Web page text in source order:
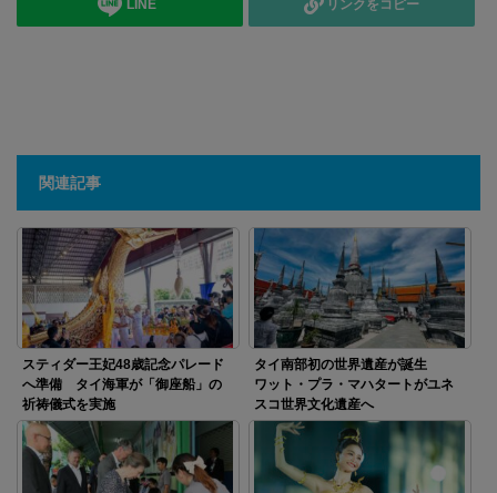
LINE リンクをコピー
関連記事
スティダー王妃48歳記念パレード
へ準備 タイ海軍が「御座船」の
祈祷儀式を実施
タイ南部初の世界遺産が誕生
ワット・プラ・マハタートがユネ
スコ世界文化遺産へ